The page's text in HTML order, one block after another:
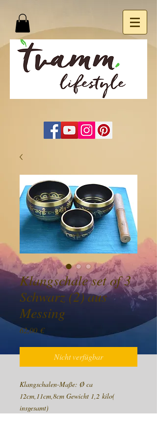
Klangschale set of 3
Schwarz (2) aus
Messing
62,00 €Preis
Nicht verfügbar
Klangschalen-Maße: Ø ca
12cm,11cm,8cm Gewicht 1,2 kilo(
insgesamt)